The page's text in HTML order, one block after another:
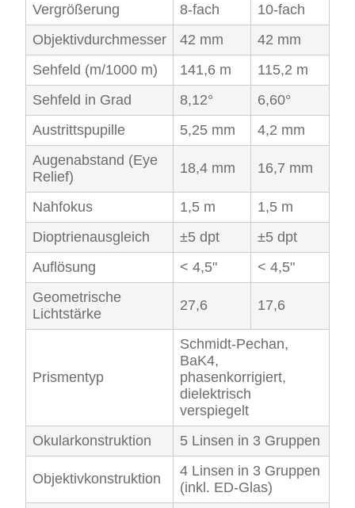
Vergrößerung 8-fach
10-fach
Objektivdurchmesser
42 mm
42 mm
Sehfeld (m/1000 m)
141,6 m
115,2 m
Sehfeld in Grad
8,12°
6,60°
Austrittspupille
5,25 mm
4,2 mm
Augenabstand (Eye
Relief)
18,4 mm 16,7 mm
Nahfokus 1,5 m
1,5 m
Dioptrienausgleich
±5 dpt
±5 dpt
Auflösung
< 4,5"
< 4,5"
Geometrische
Lichtstärke
27,6 17,6
Prismentyp
Schmidt-Pechan,
BaK4,
phasenkorrigiert,
dielektrisch
verspiegelt
Okularkonstruktion
5 Linsen in 3 Gruppen
Objektivkonstruktion
4 Linsen in 3 Gruppen
(inkl. ED-Glas)